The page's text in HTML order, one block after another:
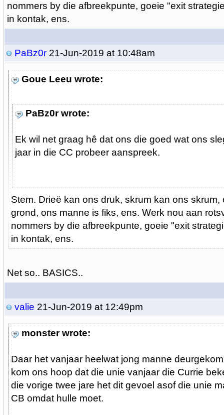
nommers by die afbreekpunte, goeie "exit
in kontak, ens.
PaBz0r21-Jun-2019 at 10:48am
Goue Leeu wrote:
PaBz0r wrote:
Ek wil net graag hê dat ons die goed wat ons
jaar in die CC probeer aanspreek.
Stem. Drieë kan ons druk, skrum kan ons skrum,
grond, ons manne is fiks, ens. Werk nou aan
nommers by die afbreekpunte, goeie "exit
in kontak, ens.
Net so.. BASICS..
valie 21-Jun-2019 at 12:49pm
monster wrote:
Daar het vanjaar heelwat jong manne
kom ons hoop dat die unie vanjaar die Currie
die vorige twee jare het dit gevoel asof die unie
CB omdat hulle moet.